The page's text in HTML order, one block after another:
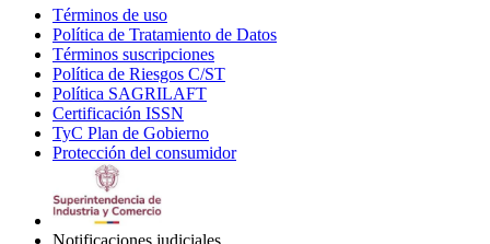
Términos de uso
in
new
window
Política de Tratamiento de Datos
Términos suscripciones
in
Política de Riesgos C/ST
Política SAGRILAFT
new
window
Certificación ISSN
in
new
TyC Plan de Gobierno
in
Protección del consumidorOpens
Notificaciones judiciales